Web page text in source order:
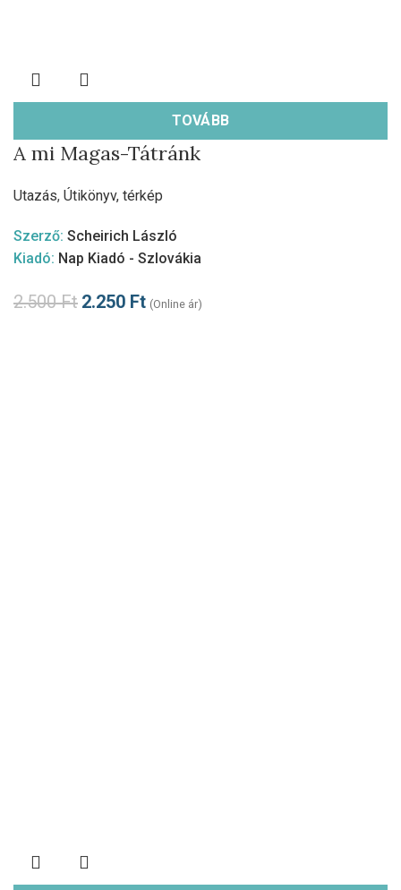
TOVÁBB
A mi Magas-Tátránk
Utazás, Útikönyv, térkép
Szerző: Scheirich László
Kiadó: Nap Kiadó - Szlovákia
2.500Ft 2.250 Ft (Online ár)